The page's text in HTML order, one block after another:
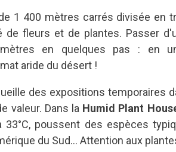
1 400 mètres carrés divisée en
de fleurs et de plantes. Passer
en quelques pas : en
aride du désert !
des expositions temporaires
valeur. Dans la Humid Plant
poussent des espèces
du Sud… Attention aux